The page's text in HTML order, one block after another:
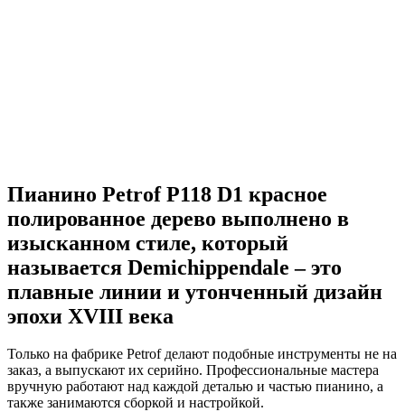
Пианино Petrof P118 D1 красное
полированное дерево выполнено в
изысканном стиле, который
называется Demichippendale – это
плавные линии и утонченный дизайн
эпохи XVIII века
Только на фабрике Petrof делают подобные инструменты не на
заказ, а выпускают их серийно. Профессиональные мастера
вручную работают над каждой деталью и частью пианино, а
также занимаются сборкой и настройкой.